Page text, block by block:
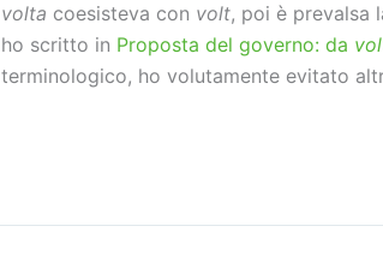
volta coesisteva con volt, poi è prevalsa
ho scritto in Proposta del governo: da
terminologico, ho volutamente evitato